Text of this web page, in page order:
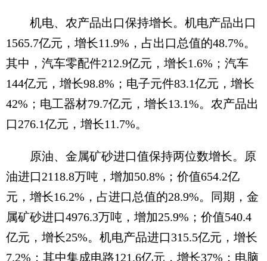
机电、农产品出口保持增长。机电产品出口
1565.7亿元，增长11.9%，占出口总值的48.7%。
其中，汽车零配件212.9亿元，增长1.6%；汽车
144亿元，增长98.8%；电子元件83.1亿元，增长
42%；电工器材79.7亿元，增长13.1%。农产品出
口276.1亿元，增长11.7%。
原油、金属矿砂进口值保持两位数增长。原
油进口2118.8万吨，增加50.8%；价值654.2亿
元，增长16.2%，占进口总值的28.9%。同期，金
属矿砂进口4976.3万吨，增加25.9%；价值540.4
亿元，增长25%。机电产品进口315.5亿元，增长
7.2%；其中集成电路121.6亿元，增长37%；电脑